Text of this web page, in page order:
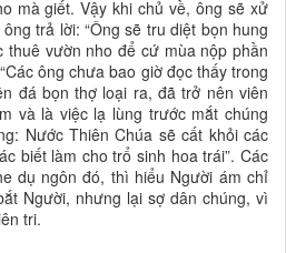
mà giết. Vậy khi chủ về, ông sẽ xử
trả lời: “Ông sẽ tru diệt bọn hung
thuê vườn nho để cứ mùa nộp phần
ông chưa bao giờ đọc thấy trong
đá bọn thợ loại ra, đã trở nên viên
và là việc lạ lùng trước mắt chúng
Nước Thiên Chúa sẽ cất khỏi các
biết làm cho trổ sinh hoa trái”. Các
dụ ngôn đó, thì hiểu Người ám chỉ
Người, nhưng lại sợ dân chúng, vì
tri.